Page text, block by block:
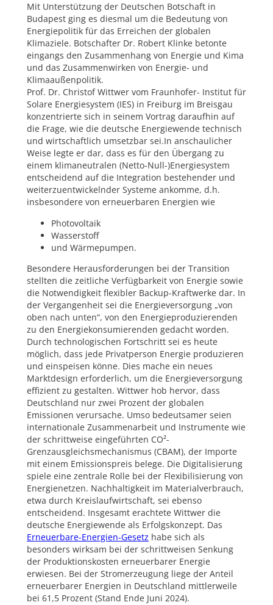
Mit Unterstützung der Deutschen Botschaft in
Budapest ging es diesmal um die Bedeutung von
Energiepolitik für das Erreichen der globalen
Klimaziele. Botschafter Dr. Robert Klinke betonte
eingangs den Zusammenhang von Energie und Kima
und das Zusammenwirken von Energie- und
Klimaaußenpolitik.
Prof. Dr. Christof Wittwer vom Fraunhofer- Institut für
Solare Energiesystem (IES) in Freiburg im Breisgau
konzentrierte sich in seinem Vortrag daraufhin auf
die Frage, wie die deutsche Energiewende technisch
und wirtschaftlich umsetzbar sei.In anschaulicher
Weise legte er dar, dass es für den Übergang zu
einem klimaneutralen (Netto-Null-)Energiesystem
entscheidend auf die Integration bestehender und
weiterzuentwickelnder Systeme ankomme, d.h.
insbesondere von erneuerbaren Energien wie
Photovoltaik
Wasserstoff
und Wärmepumpen.
Besondere Herausforderungen bei der Transition
stellten die zeitliche Verfügbarkeit von Energie sowie
die Notwendigkeit flexibler Backup-Kraftwerke dar. In
der Vergangenheit sei die Energieversorgung „von
oben nach unten“, von den Energieproduzierenden
zu den Energiekonsumierenden gedacht worden.
Durch technologischen Fortschritt sei es heute
möglich, dass jede Privatperson Energie produzieren
und einspeisen könne. Dies mache ein neues
Marktdesign erforderlich, um die Energieversorgung
effizient zu gestalten. Wittwer hob hervor, dass
Deutschland nur zwei Prozent der globalen
Emissionen verursache. Umso bedeutsamer seien
internationale Zusammenarbeit und Instrumente wie
der schrittweise eingeführten CO²-
Grenzausgleichsmechanismus (CBAM), der Importe
mit einem Emissionspreis belege. Die Digitalisierung
spiele eine zentrale Rolle bei der Flexibilisierung von
Energienetzen. Nachhaltigkeit im Materialverbrauch,
etwa durch Kreislaufwirtschaft, sei ebenso
entscheidend. Insgesamt erachtete Wittwer die
deutsche Energiewende als Erfolgskonzept. Das
Erneuerbare-Energien-Gesetz habe sich als
besonders wirksam bei der schrittweisen Senkung
der Produktionskosten erneuerbarer Energie
erwiesen. Bei der Stromerzeugung liege der Anteil
erneuerbarer Energien in Deutschland mittlerweile
bei 61,5 Prozent (Stand Ende Juni 2024).